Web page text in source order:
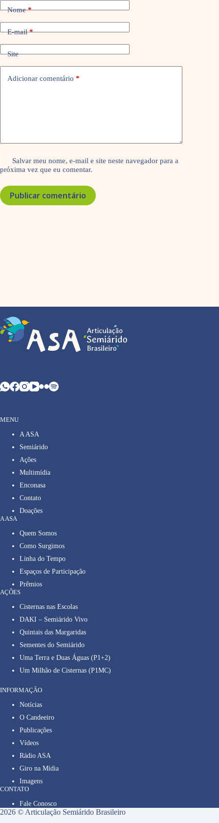
Nome*
E-mail*
Site
Adicionar comentário *
Salvar meu nome, e-mail e site neste navegador para a
próxima vez que eu comentar.
Publicar comentário
MENU
A ASA
Semiárido
Ações
Multimídia
Enconasa
Contato
Doações
A ASA
Quem Somos
Como Surgimos
Linha do Tempo
Espaços de Participação
Prêmios
AÇÕES
Cisternas nas Escolas
DAKI – Semiárido Vivo
Quintais das Margaridas
Sementes do Semiárido
Uma Terra e Duas Águas (P1+2)
Um Milhão de Cisternas (P1MC)
INFORMAÇÃO
Notícias
O Candeeiro
Publicações
Vídeos
Rádio ASA
Giro na Mídia
Imagens
CONTATO
Fale Conosco
2026 © Articulação Semiárido Brasileiro